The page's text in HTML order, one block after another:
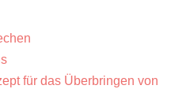
für das Überbringen von